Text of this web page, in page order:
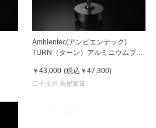
Ambientec(アンビエンテック)
TURN（ターン）アルミニウムブラ
￥43,000 (税込 ￥47,300)
二子玉川 蔦屋家電